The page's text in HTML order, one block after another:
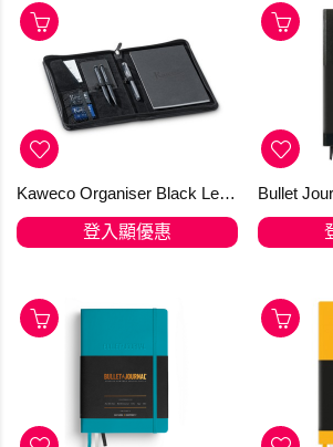
Kaweco Organiser Black Leather A5
登入顯優惠